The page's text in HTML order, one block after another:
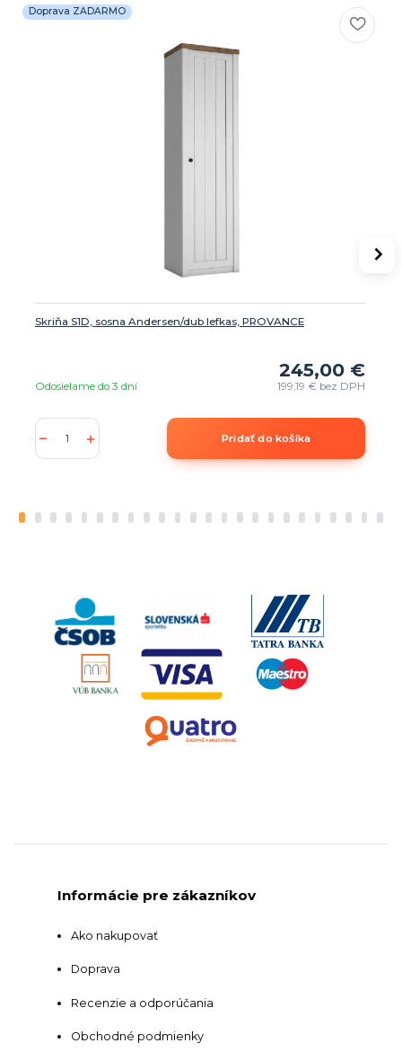
Doprava ZADARMO
Skriňa S1D, sosna Andersen/dub lefkas, PROVANCE
245,00 €
199,19 € bez DPH
Odosielame do 3 dní
Pridať do košíka
Informácie pre zákazníkov
Ako nakupovať
Doprava
Recenzie a odporúčania
Obchodné podmienky